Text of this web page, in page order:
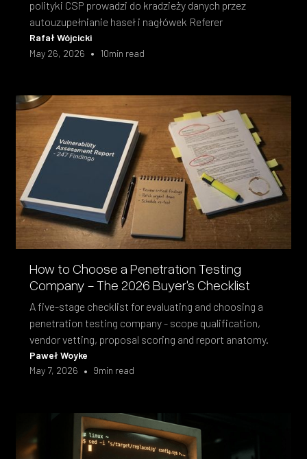
polityki CSP prowadzi do kradzieży danych przez
autouzupełnianie haseł i nagłówek Referer
Rafał Wójcicki
May 26, 2026 • 10min read
How to Choose a Penetration Testing
Company - The 2026 Buyer's Checklist
A five-stage checklist for evaluating and choosing a
penetration testing company - scope qualification,
vendor vetting, proposal scoring and report anatomy.
Paweł Woyke
May 7, 2026 • 9min read